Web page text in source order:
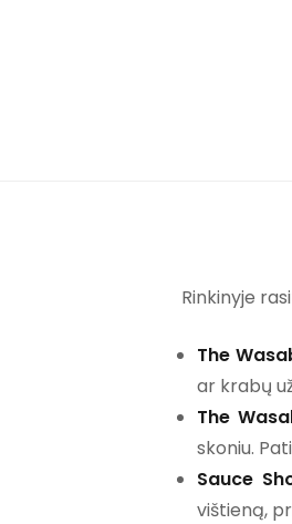
Rinkinyje
The
ar krabų
The
skoniu.
Sauce
vištieną,